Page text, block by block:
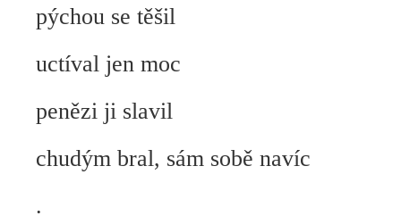
pýchou se těšil
uctíval jen moc
penězi ji slavil
chudým bral, sám sobě navíc
.